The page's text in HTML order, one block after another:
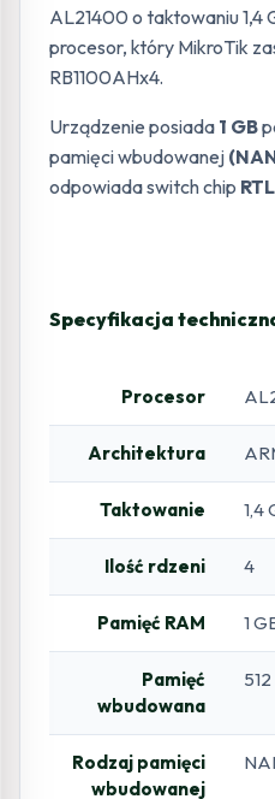
AL21400 o taktowaniu 1,4
procesor, który MikroTik
RB1100AHx4.
Urządzenie posiada 1 GB
pamięci wbudowanej
odpowiada switch chip
Specyfikacja
Procesor
Architektura
Taktowanie 1,4
Ilość rdzeni 4
Pamięć RAM 1
Pamięć
wbudowana
Rodzaj pamięci
wbudowanej